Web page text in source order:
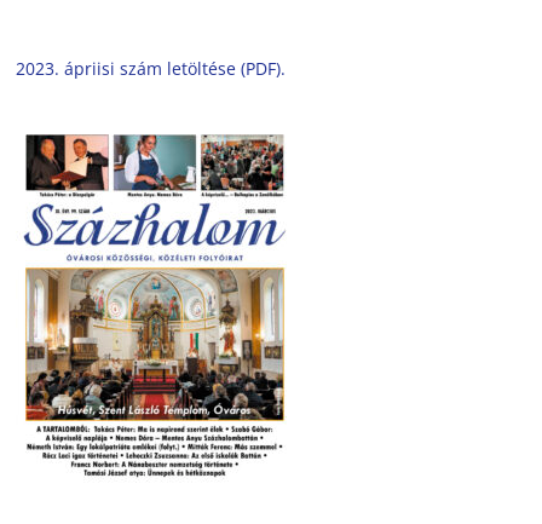
2023. ápriisi szám letöltése (PDF).